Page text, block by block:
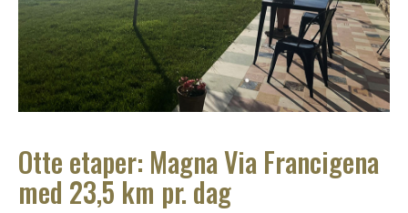
Otte etaper: Magna Via Francigena
med 23,5 km pr. dag